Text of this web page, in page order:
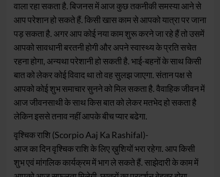
वाला रहा सकता है. बिजनस में आज कुछ तकनीकी समस्या आने से
आप परेशान हो सकते हैं. किसी खास काम से आपको यात्रा पर जाना
पड़ सकता है. अगर आप कोई नया काम शुरू करने जा रहे हैं तो उसमें
आपको सावधानी बरतनी होगी और अपने स्वास्थ्य के प्रति सचेत
रहना होगा, अन्यथा परेशानी हो सकती है. भाई-बहनों के साथ किसी
बात को लेकर कोई विवाद था तो वह सुलझ जाएगा. संतान पक्ष से
आपको कोई शुभ समाचार सुनने को मिल सकता है. वैवाहिक जीवन में
आज जीवनसाथी के साथ किस बात को लेकर मतभेद हो सकता है
लेकिन इससे तनाव नहीं आपके बीच प्यार बढेगा.
वृश्चिक राशि (Scorpio Aaj Ka Rashifal)-
आज का दिन वृश्चिक राशि के लिए ख़ुशियों भरा रहेगा. आप किसी
शुभ एवं मांगलिक कार्यक्रम में भाग ले सकते हैं. साझेदारी के काम में